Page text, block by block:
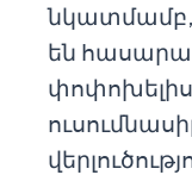
նկատմամբ,
են
փոփոխելիս